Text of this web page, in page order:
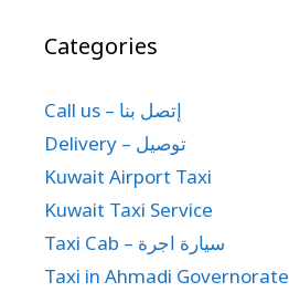
Categories
Call us – إتصل بنا
Delivery – توصيل
Kuwait Airport Taxi
Kuwait Taxi Service
Taxi Cab – سيارة اجرة
Taxi in Ahmadi Governorate